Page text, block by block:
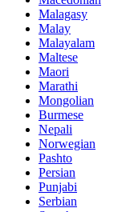
Malagasy
Malay
Malayalam
Maltese
Maori
Marathi
Mongolian
Burmese
Nepali
Norwegian
Pashto
Persian
Punjabi
Serbian